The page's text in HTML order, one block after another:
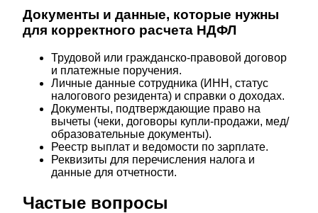
Документы и данные, которые нужны
для корректного расчета НДФЛ
Трудовой или гражданско-правовой договор
и платежные поручения.
Личные данные сотрудника (ИНН, статус
налогового резидента) и справки о доходах.
Документы, подтверждающие право на
вычеты (чеки, договоры купли-продажи, мед/
образовательные документы).
Реестр выплат и ведомости по зарплате.
Реквизиты для перечисления налога и
данные для отчетности.
Частые вопросы